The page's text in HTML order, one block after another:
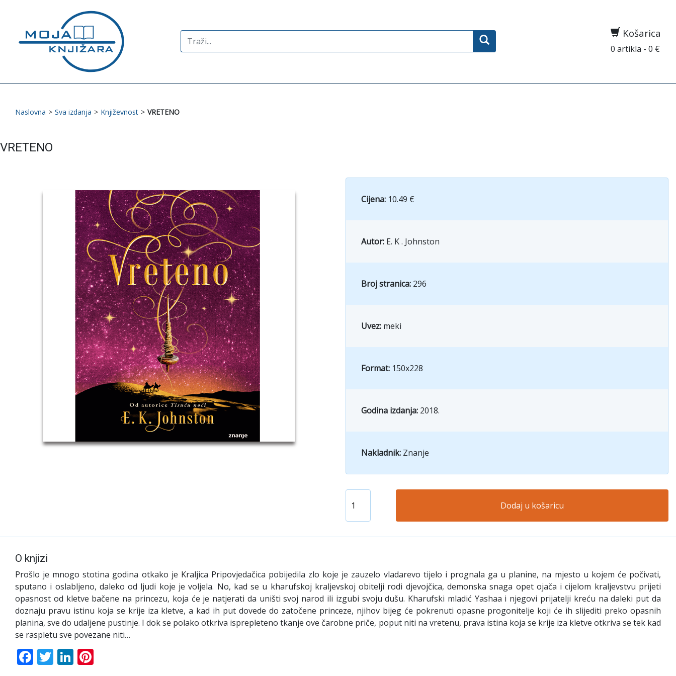
Search
for:
Košarica
0 artikla - 0 €
Naslovna > Sva izdanja > Književnost > VRETENO
VRETENO
Cijena: 10.49 €
Autor: E. K . Johnston
Broj stranica: 296
Uvez: meki
Format: 150x228
Godina izdanja: 2018.
Nakladnik: Znanje
Dodaj u košaricu
O knjizi
Prošlo je mnogo stotina godina otkako je Kraljica Pripovjedačica pobijedila zlo koje je zauzelo vladarevo tijelo i prognala ga u planine, na mjesto u kojem će počivati,
sputano i oslabljeno, daleko od ljudi koje je voljela. No, kad se u kharufskoj kraljevskoj obitelji rodi djevojčica, demonska snaga opet ojača i cijelom kraljevstvu prijeti
opasnost od kletve bačene na princezu, koja će je natjerati da uništi svoj narod ili izgubi svoju dušu. Kharufski mladić Yashaa i njegovi prijatelji kreću na daleki put da
doznaju pravu istinu koja se krije iza kletve, a kad ih put dovede do zatočene princeze, njihov bijeg će pokrenuti opasne progonitelje koji će ih slijediti preko opasnih
planina, sve do udaljene pustinje. I dok se polako otkriva isprepleteno tkanje ove čarobne priče, poput niti na vretenu, prava istina koja se krije iza kletve otkriva se tek kad
se raspletu sve povezane niti…
Facebook
TwitterLinkedIn